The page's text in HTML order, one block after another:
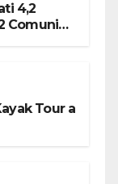
4,2
Comuni
Tour a